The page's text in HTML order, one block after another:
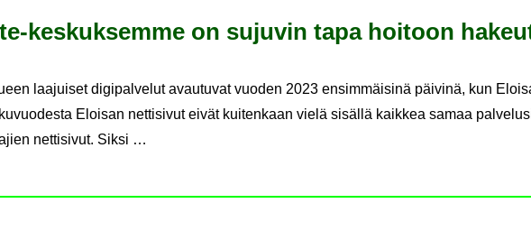
​keskuksemme on su­ju­vin tapa hoi­toon
laajuiset digipalvelut avautuvat vuoden 2023 ensimmäisinä päivinä, kun
Eloisan nettisivut eivät kuitenkaan vielä sisällä kaikkea samaa
nettisivut. Siksi …